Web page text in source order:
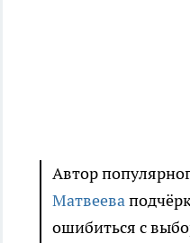
Автор
Матвеева
ошибиться с